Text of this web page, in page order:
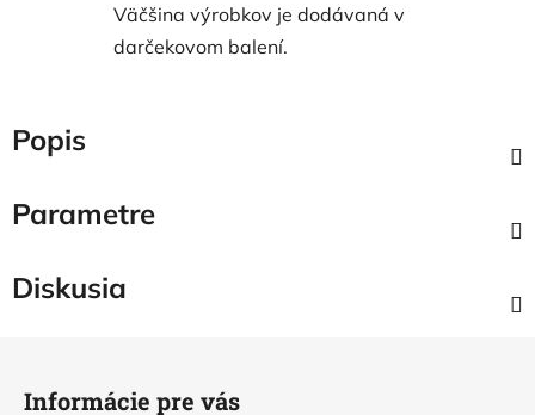
Väčšina výrobkov je dodávaná v
darčekovom balení.
Popis
Parametre
Diskusia
Informácie pre vás